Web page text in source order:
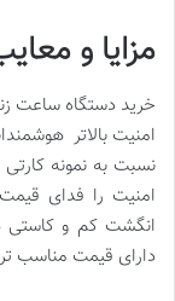
مزایا و
خرید دستگاه ساعت
امنیت بالاتر
نسبت به نمونه کارتی
امنیت را فدای
انگشت کم و کاستی
دارای قیمت مناسب